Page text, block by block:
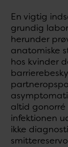
En vigtig
grundig
herunder
anatomiske
hos kvinder
altid gonorré
infektionen
ikke